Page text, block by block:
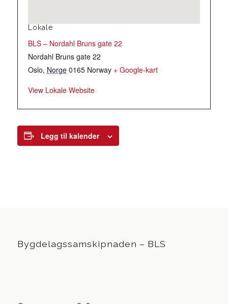
Lokale
BLS – Nordahl Bruns gate 22
Nordahl Bruns gate 22
Oslo, Norge 0165 Norway + Google-kart
View Lokale Website
Legg til kalender
Bygdelagssamskipnaden – BLS